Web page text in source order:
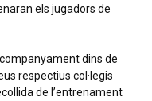
els jugadors de
dins de
respectius col·legis
de l’entrenament